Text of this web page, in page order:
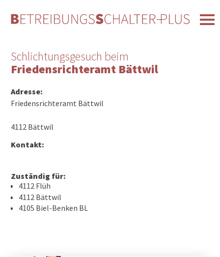
Schlichtungsgesuch beim
Friedensrichteramt Bättwil
Adresse:
Friedensrichteramt Bättwil
4112 Bättwil
Kontakt:
Zuständig für:
4112 Flüh
4112 Bättwil
4105 Biel-Benken BL